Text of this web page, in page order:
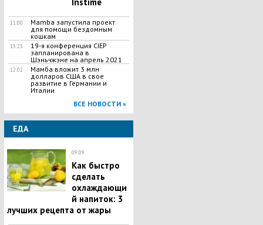
11:00
Mamba запустила проект
для помощи бездомным
кошкам
13:23
19-я конференция CIEP
запланирована в
Шэньчжэне на апрель 2021
12:02
Мамба вложит 3 млн
долларов США в свое
развитие в Германии и
Италии
ВСЕ НОВОСТИ »
ЕДА
09:09
Как быстро
сделать
охлаждающи
й напиток: 3
лучших рецепта от жары